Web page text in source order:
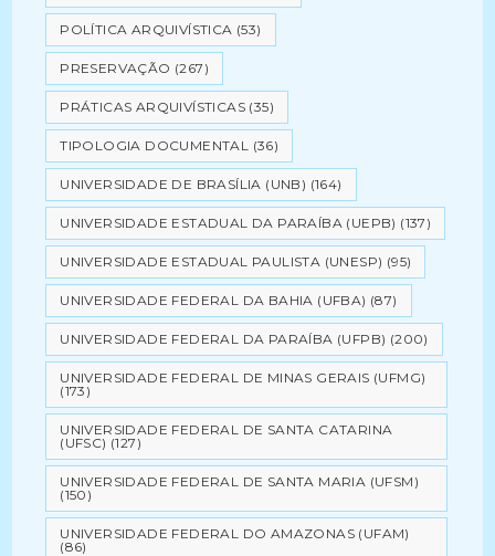
POLÍTICA ARQUIVÍSTICA (53)
PRESERVAÇÃO (267)
PRÁTICAS ARQUIVÍSTICAS (35)
TIPOLOGIA DOCUMENTAL (36)
UNIVERSIDADE DE BRASÍLIA (UNB) (164)
UNIVERSIDADE ESTADUAL DA PARAÍBA (UEPB) (137)
UNIVERSIDADE ESTADUAL PAULISTA (UNESP) (95)
UNIVERSIDADE FEDERAL DA BAHIA (UFBA) (87)
UNIVERSIDADE FEDERAL DA PARAÍBA (UFPB) (200)
UNIVERSIDADE FEDERAL DE MINAS GERAIS (UFMG)
(173)
UNIVERSIDADE FEDERAL DE SANTA CATARINA
(UFSC) (127)
UNIVERSIDADE FEDERAL DE SANTA MARIA (UFSM)
(150)
UNIVERSIDADE FEDERAL DO AMAZONAS (UFAM)
(86)